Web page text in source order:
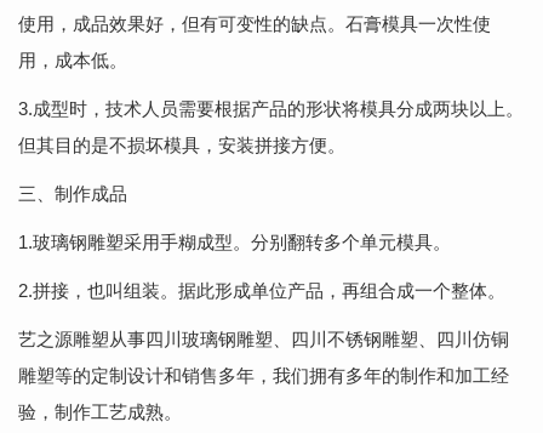
使用，成品效果好，但有可变性的缺点。石膏模具一次性使
用，成本低。
3.成型时，技术人员需要根据产品的形状将模具分成两块以上。
但其目的是不损坏模具，安装拼接方便。
三、制作成品
1.玻璃钢雕塑采用手糊成型。分别翻转多个单元模具。
2.拼接，也叫组装。据此形成单位产品，再组合成一个整体。
艺之源雕塑从事四川玻璃钢雕塑、四川不锈钢雕塑、四川仿铜
雕塑等的定制设计和销售多年，我们拥有多年的制作和加工经
验，制作工艺成熟。